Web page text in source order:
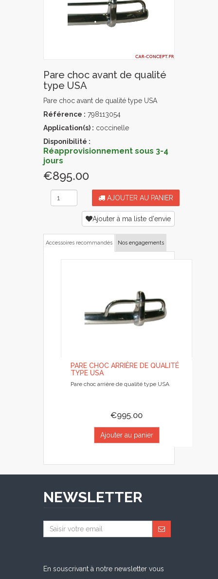
Pare choc avant de qualité
type USA
Pare choc avant de qualité type USA
Référence : 798113054
Application(s) : coccinelle
Disponibilité :
Réapprovisionnement sous 3-4
jours
€895.00
AJOUTER AU PANIER
Ajouter à ma liste d'envie
Accessoires recommandés Nos engagements
PARE CHOC ARRIÈRE DE QUALITÉ
TYPE USA
Pare choc arrière de qualité type USA
€995.00
Ajouter au panier
NEWSLETTER
En souscrivant à notre newsletter vous